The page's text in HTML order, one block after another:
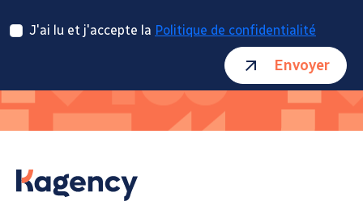
J'ai lu et j'accepte la Politique de confidentialité
Envoyer